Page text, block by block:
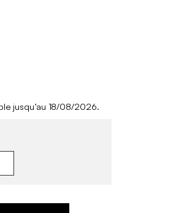
jusqu’au 18/08/2026.